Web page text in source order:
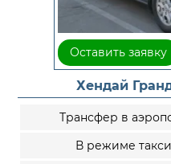
Оставить заявку
Хендай
Трансфер в
В режиме такси